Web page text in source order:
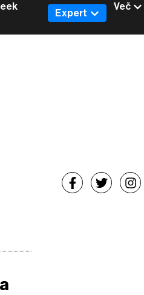
Expert
Več